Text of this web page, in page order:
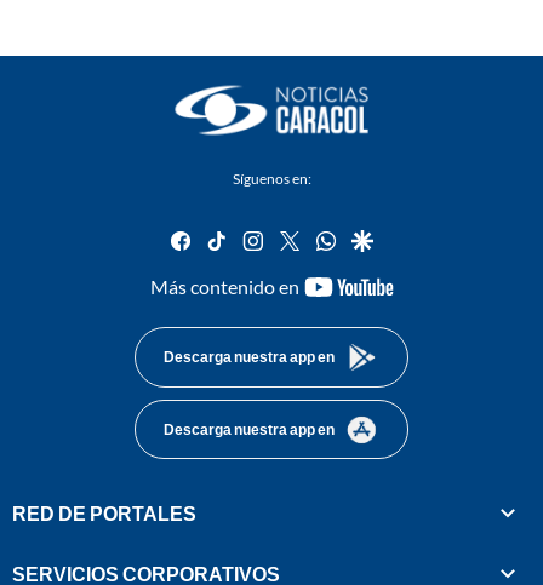
Síguenos en:
facebook
tiktok instagram
twitterwhatsapp
google
Más contenido en
youtube-
Descarga nuestra app en
Descarga nuestra app en
RED DE PORTALES
SERVICIOS CORPORATIVOS